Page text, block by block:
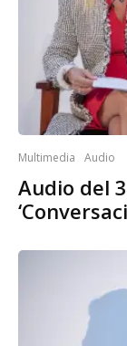
Multimedia Audio
Audio del